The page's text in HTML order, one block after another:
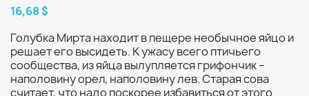
16,68 $
Голубка Мирта находит в пещере необычное яйцо и
решает его высидеть. К ужасу всего птичьего
сообщества, из яйца вылупляется грифончик –
наполовину орел, наполовину лев. Старая сова
считает, что надо поскорее избавиться от этого